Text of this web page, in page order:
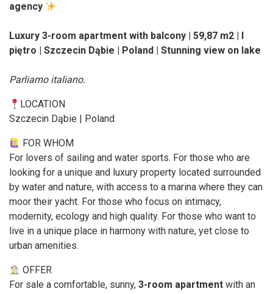
agency
Luxury 3-room apartment with balcony | 59,87 m2 | I
piętro | Szczecin Dąbie | Poland | Stunning view on lake
Parliamo italiano.
LOCATION
Szczecin Dąbie | Poland
FOR WHOM
For lovers of sailing and water sports. For those who are
looking for a unique and luxury property located surrounded
by water and nature, with access to a marina where they can
moor their yacht. For those who focus on intimacy,
modernity, ecology and high quality. For those who want to
live in a unique place in harmony with nature, yet close to
urban amenities.
OFFER
For sale a comfortable, sunny, 3-room apartment with an